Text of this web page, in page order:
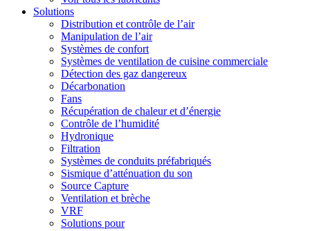
Solutions
Distribution et contrôle de l’air
Manipulation de l’air
Systèmes de confort
Systèmes de ventilation de cuisine commerciale
Détection des gaz dangereux
Décarbonation
Fans
Récupération de chaleur et d’énergie
Contrôle de l’humidité
Hydronique
Filtration
Systèmes de conduits préfabriqués
Sismique d’atténuation du son
Source Capture
Ventilation et brèche
VRF
Solutions pour